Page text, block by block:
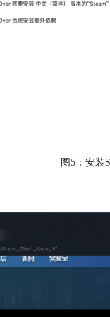
图5：安装